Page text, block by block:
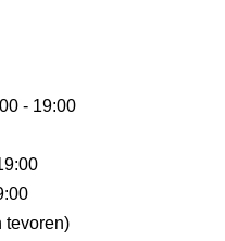
- 19:00
tevoren)